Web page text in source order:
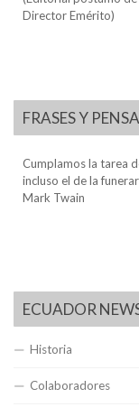
Director Emérito)
FRASES Y
Cumplamos la tarea
incluso el de la
Mark Twain
ECUADOR
Historia
Colaboradores